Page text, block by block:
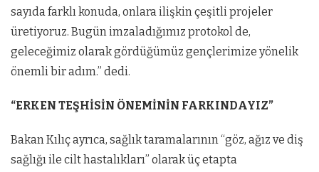
sayıda farklı konuda, onlara ilişkin çeşitli projeler
üretiyoruz. Bugün imzaladığımız protokol de,
geleceğimiz olarak gördüğümüz gençlerimize yönelik
önemli bir adım.” dedi.
“ERKEN TEŞHİSİN ÖNEMİNİN FARKINDAYIZ”
Bakan Kılıç ayrıca, sağlık taramalarının “göz, ağız ve diş
sağlığı ile cilt hastalıkları” olarak üç etapta